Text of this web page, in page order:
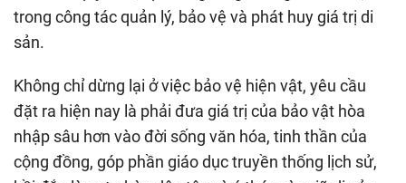
trong công tác quản lý, bảo vệ và phát huy giá trị di
sản.
Không chỉ dừng lại ở việc bảo vệ hiện vật, yêu cầu
đặt ra hiện nay là phải đưa giá trị của bảo vật hòa
nhập sâu hơn vào đời sống văn hóa, tinh thần của
cộng đồng, góp phần giáo dục truyền thống lịch sử,